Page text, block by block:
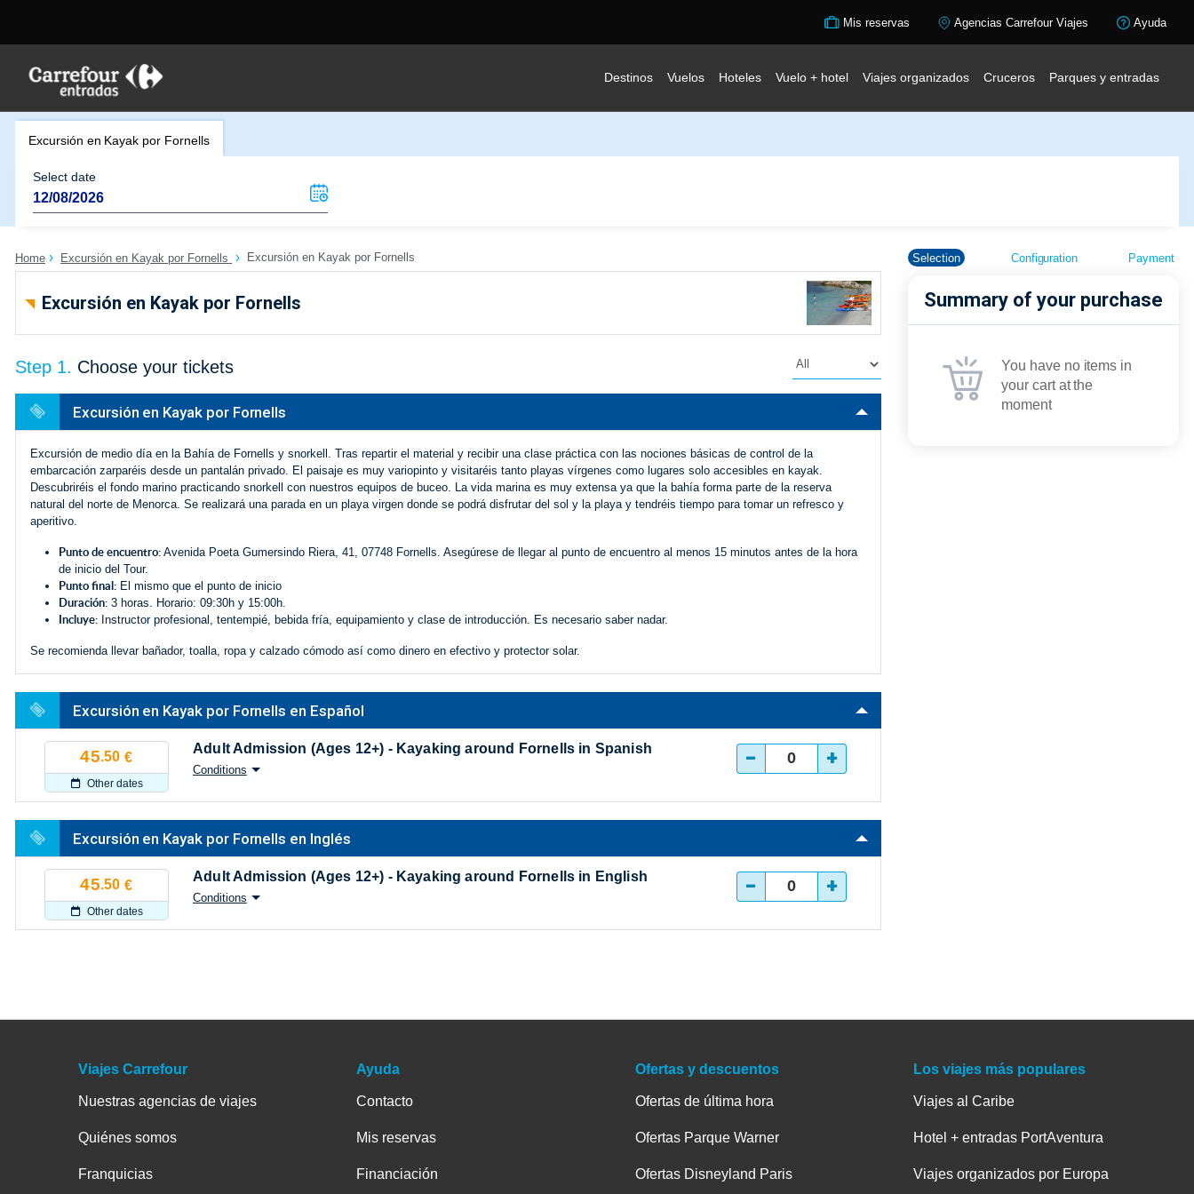
Mis reservas Agencias Carrefour Viajes Ayuda
Destinos Vuelos Hoteles Vuelo + hotel Viajes organizados Cruceros Parques y entradas
Excursión en Kayak por Fornells
Select date
Home Excursión en Kayak por Fornells Excursión en Kayak por Fornells
Excursión en Kayak por Fornells
Step 1. Choose your tickets
Excursión en Kayak por Fornells
Excursión de medio día en la Bahía de Fornells y snorkell. Tras repartir el material y recibir una clase práctica con las nociones básicas de control de la
embarcación zarparéis desde un pantalán privado. El paisaje es muy variopinto y visitaréis tanto playas vírgenes como lugares solo accesibles en kayak.
Descubriréis el fondo marino practicando snorkell con nuestros equipos de buceo. La vida marina es muy extensa ya que la bahía forma parte de la reserva
natural del norte de Menorca. Se realizará una parada en un playa virgen donde se podrá disfrutar del sol y la playa y tendréis tiempo para tomar un refresco y
aperitivo.
Punto de encuentro: Avenida Poeta Gumersindo Riera, 41, 07748 Fornells. Asegúrese de llegar al punto de encuentro al menos 15 minutos antes de la hora
de inicio del Tour.
Punto final: El mismo que el punto de inicio
Duración: 3 horas. Horario: 09:30h y 15:00h.
Incluye: Instructor profesional, tentempié, bebida fría, equipamiento y clase de introducción. Es necesario saber nadar.
Se recomienda llevar bañador, toalla, ropa y calzado cómodo así como dinero en efectivo y protector solar.
Excursión en Kayak por Fornells en Español
45.50 €
Other dates
Adult Admission (Ages 12+) - Kayaking around Fornells in Spanish
Conditions - +
Excursión en Kayak por Fornells en Inglés
45.50 €
Other dates
Adult Admission (Ages 12+) - Kayaking around Fornells in English
Conditions - +
Selection Configuration Payment
Summary of your purchase
You have no items in
your cart at the
moment
Viajes Carrefour
Nuestras agencias de viajes
Quiénes somos
Franquicias
Ayuda
Contacto
Mis reservas
Financiación
Ofertas y descuentos
Ofertas de última hora
Ofertas Parque Warner
Ofertas Disneyland Paris
Los viajes más populares
Viajes al Caribe
Hotel + entradas PortAventura
Viajes organizados por Europa